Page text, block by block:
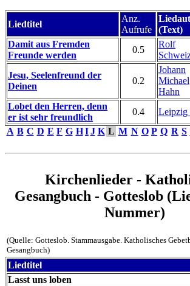
Liedtitel
Anz.
Aufrufe
(Text)
Damit aus Fremden
Freunde werden
0.5
Rolf
Jesu, Seelenfreund der
Deinen
0.2
Johann
Michael
Hahn
Lobet den Herren, denn
er ist sehr freundlich
0.4 Leipzig
A B C D E F G H IJ K L M N O P Q R S
Kirchenlieder -
Gesangbuch - Gotteslob
Nummer)
(Quelle: Gotteslob. Stammausgabe. Katholisches
Gesangbuch)
Liedtitel
Lasst uns loben